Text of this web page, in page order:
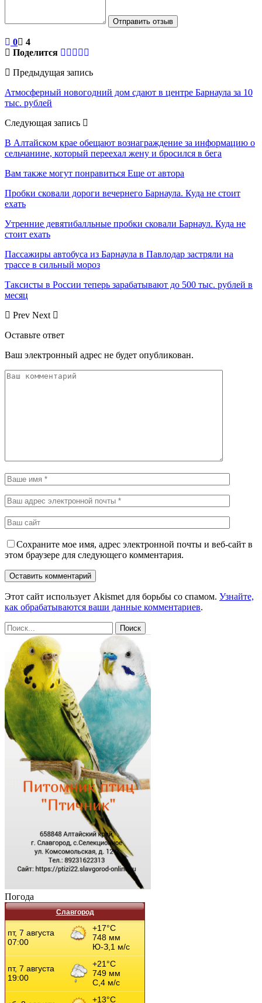
Отправить отзыв
0
4
Поделится
Предыдущая запись
Атмосферный новогодний дом сдают в центре Барнаула за 10
тыс. рублей
Следующая запись
В Алтайском крае обещают вознаграждение за информацию о
сельчанине, который переехал жену и бросился в бега
Вам также могут понравиться Еще от автора
Пробки сковали дороги вечернего Барнаула. Куда не стоит
ехать
Утренние девятибалльные пробки сковали Барнаул. Куда не
стоит ехать
Пассажиры автобуса из Барнаула в Павлодар застряли на
трассе в сильный мороз
Таксисты в России теперь зарабатывают до 500 тыс. рублей в
месяц
Prev Next
Оставьте ответ
Ваш электронный адрес не будет опубликован.
Сохраните мое имя, адрес электронной почты и веб-сайт в
этом браузере для следующего комментария.
Этот сайт использует Akismet для борьбы со спамом. Узнайте,
как обрабатываются ваши данные комментариев.
Погода
Славгород